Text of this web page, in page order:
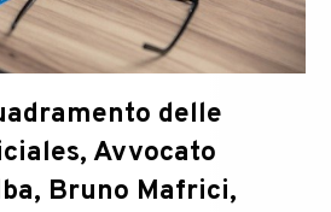
delle
Avvocato
Bruno Mafrici,